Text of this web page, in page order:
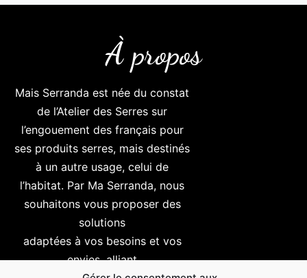
À propos
Mais Serranda est née du constat
de l’Atelier des Serres sur
l’engouement des français pour
ses produits serres, mais destinés
à un autre usage, celui de
l’habitat. Par Ma Serranda, nous
souhaitons vous proposer des
solutions
adaptées à vos besoins et vos
envies, alliant